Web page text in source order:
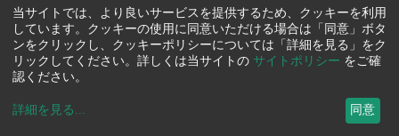
当サイトでは、より良いサービスを提供するため、クッキーを利用
しています。クッキーの使用に同意いただける場合は「同意」ボタ
ンをクリックし、クッキーポリシーについては「詳細を見る」をク
リックしてください。詳しくは当サイトの サイトポリシー をご確
認ください。
詳細を見る ... 同意